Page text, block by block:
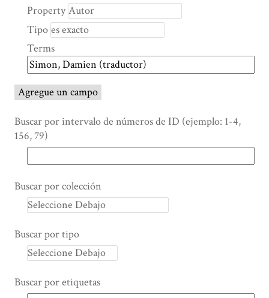
rows
"Reducir
por
campo
específico":
1
Property
Tipo
Terms
Agregue un campo
Buscar por intervalo de números de ID (ejemplo: 1-4,
156, 79)
Buscar por colección
Buscar por tipo
Buscar por etiquetas